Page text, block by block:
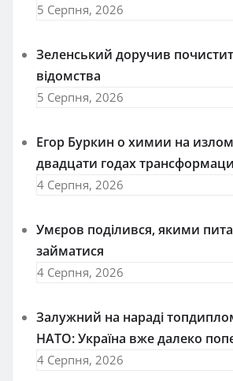
5 Серпня, 2026
Зеленський доручив
відомства
5 Серпня, 2026
Егор Буркин о химии на
двадцати годах
4 Серпня, 2026
Умєров поділився, якими
займатися
4 Серпня, 2026
Залужний на нараді
НАТО: Україна вже далеко
4 Серпня, 2026